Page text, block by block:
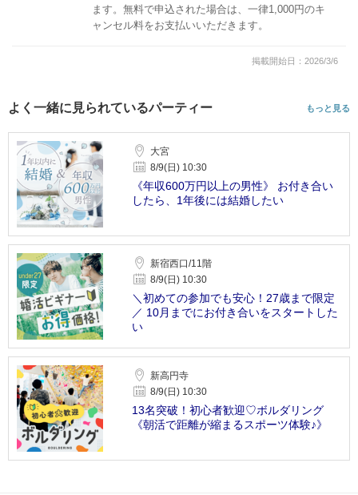
ます。無料で申込された場合は、一律1,000円のキ
ャンセル料をお支払いいただきます。
掲載開始日：2026/3/6
よく一緒に見られているパーティー もっと見る
大宮
8/9(日) 10:30
《年収600万円以上の男性》 お付き合い
したら、1年後には結婚したい
新宿西口/11階
8/9(日) 10:30
＼初めての参加でも安心！27歳まで限定
／ 10月までにお付き合いをスタートした
い
新高円寺
8/9(日) 10:30
13名突破！初心者歓迎♡ボルダリング
《朝活で距離が縮まるスポーツ体験♪》